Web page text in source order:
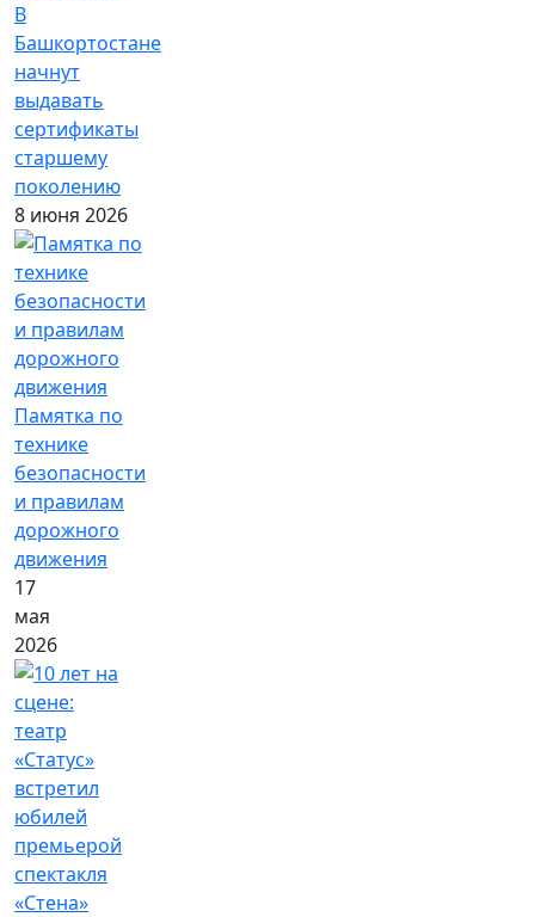
В
Башкортостане
начнут
выдавать
сертификаты
старшему
поколению
8 июня 2026
Памятка по
технике
безопасности
и правилам
дорожного
движения
17
мая
2026